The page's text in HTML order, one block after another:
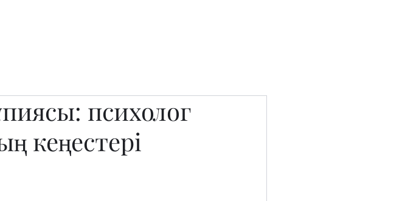
психолог
кеңестері